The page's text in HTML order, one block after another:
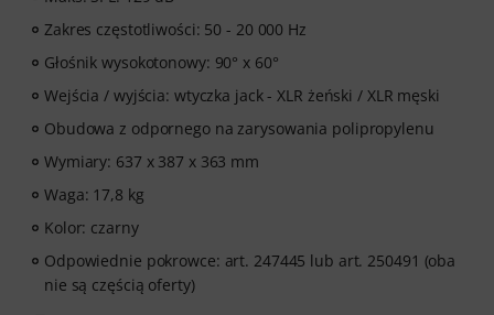
Zakres częstotliwości: 50 - 20 000 Hz
Głośnik wysokotonowy: 90° x 60°
Wejścia / wyjścia: wtyczka jack - XLR żeński / XLR męski
Obudowa z odpornego na zarysowania polipropylenu
Wymiary: 637 x 387 x 363 mm
Waga: 17,8 kg
Kolor: czarny
Odpowiednie pokrowce: art. 247445 lub art. 250491 (oba
nie są częścią oferty)